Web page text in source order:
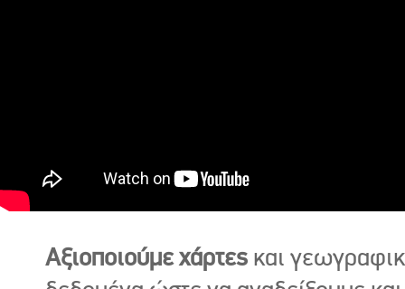
Αξιοποιούμε χάρτες και